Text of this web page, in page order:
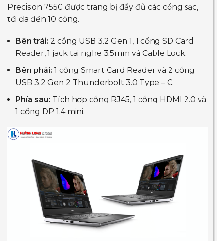
Precision 7550 được trang bị đầy đủ các cổng sạc,
tối đa đến 10 cổng.
Bên trái: 2 cổng USB 3.2 Gen 1, 1 cổng SD Card
Reader, 1 jack tai nghe 3.5mm và Cable Lock.
Bên phải: 1 cổng Smart Card Reader và 2 cổng
USB 3.2 Gen 2 Thunderbolt 3.0 Type – C.
Phía sau: Tích hợp cổng RJ45, 1 cổng HDMI 2.0 và
1 cổng DP 1.4 mini.